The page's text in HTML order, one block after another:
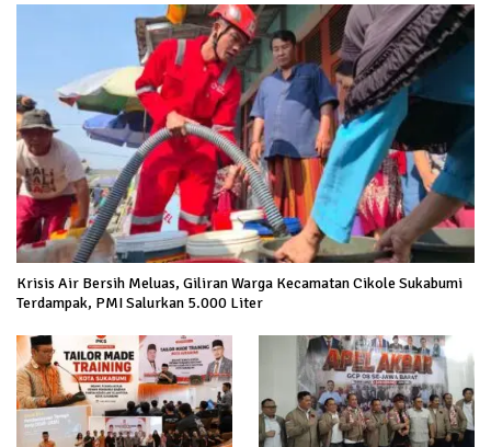
Krisis Air Bersih Meluas, Giliran Warga Kecamatan Cikole Sukabumi
Terdampak, PMI Salurkan 5.000 Liter